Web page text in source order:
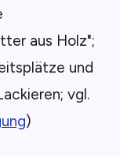
aus Holz";
und
vgl.
)